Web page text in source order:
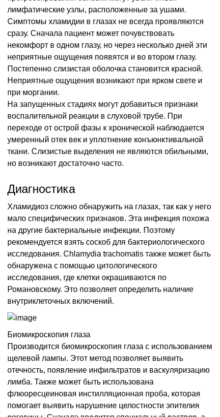
лимфатические узлы, расположенные за ушами.
Симптомы хламидии в глазах не всегда проявляются
сразу. Сначала пациент может почувствовать
некомфорт в одном глазу, но через несколько дней эти
неприятные ощущения появятся и во втором глазу.
Постепенно слизистая оболочка становится красной.
Неприятные ощущения возникают при ярком свете и
при моргании.
На запущенных стадиях могут добавиться признаки
воспалительной реакции в слуховой трубе. При
переходе от острой фазы к хронической наблюдается
умеренный отек век и уплотнение конъюнктивальной
ткани. Слизистые выделения не являются обильными,
но возникают достаточно часто.
Диагностика
Хламидиоз сложно обнаружить на глазах, так как у него
мало специфических признаков. Эта инфекция похожа
на другие бактериальные инфекции. Поэтому
рекомендуется взять соскоб для бактериологического
исследования. Chlamydia trachomatis также может быть
обнаружена с помощью цитологического
исследования, где клетки окрашиваются по
Романовскому. Это позволяет определить наличие
внутриклеточных включений.
Биомикроскопия глаза
Производится биомикроскопия глаза с использованием
щелевой лампы. Этот метод позволяет выявить
отечность, появление инфильтратов и васкуляризацию
лимба. Также может быть использована
флюоресцеиновая инстилляционная проба, которая
помогает выявить нарушение целостности эпителия